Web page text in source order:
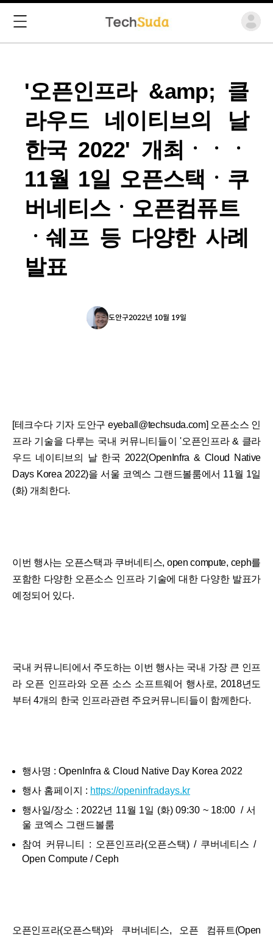
'오픈인프라 &amp; 클
라우드 네이티브의 날
한국 2022' 개최ㆍㆍㆍ
11월 1일 오픈스택ㆍ쿠
버네티스ㆍ오픈컴퓨트
ㆍ쉐프 등 다양한 사례
발표
도안구2022년 10월 19일
[테크수다 기자 도안구 eyeball@techsuda.com] 오픈소스 인
프라 기술을 다루는 국내 커뮤니티들이 '오픈인프라 & 클라
우드 네이티브의 날 한국 2022(OpenInfra & Cloud Native
Days Korea 2022)을 서울 코엑스 그랜드볼룸에서 11월 1일
(화) 개최한다.
이번 행사는 오픈스택과 쿠버네티스, open compute, ceph를
포함한 다양한 오픈소스 인프라 기술에 대한 다양한 발표가
예정되어 있다.
국내 커뮤니티에서 주도하는 이번 행사는 국내 가장 큰 인프
라 오픈 인프라와 오픈 소스 소프트웨어 행사로, 2018년도
부터 4개의 한국 인프라관련 주요커뮤니티들이 함께한다.
행사명 : OpenInfra & Cloud Native Day Korea 2022
행사 홈페이지 : https://openinfradays.kr
행사일/장소 : 2022년 11월 1일 (화) 09:30 ~ 18:00 / 서
울 코엑스 그랜드볼룸
참여 커뮤니티 : 오픈인프라(오픈스택) / 쿠버네티스 /
Open Compute / Ceph
오픈인프라(오픈스택)와 쿠버네티스, 오픈 컴퓨트(Open